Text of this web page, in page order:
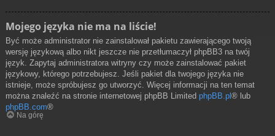
Mojego języka nie ma na liście!
Być może administrator nie zainstalował pakietu zawierającego twoją
wersję językową albo nikt jeszcze nie przetłumaczył phpBB3 na twój
język. Zapytaj administratora witryny czy może zainstalować pakiet
językowy, którego potrzebujesz. Jeśli pakiet dla twojego języka nie
istnieje, może spróbujesz go utworzyć. Więcej informacji na ten temat
można znaleźć na stronie internetowej phpBB Limited phpBB.pl ® lub
phpBB.com®
Na górę